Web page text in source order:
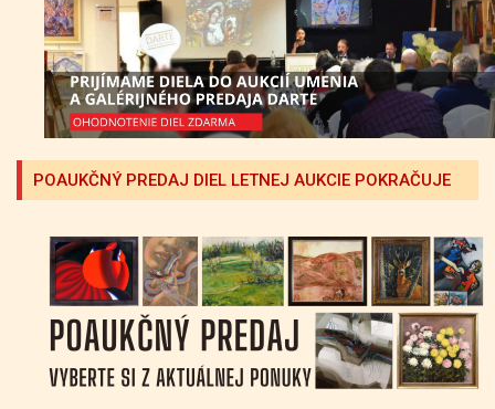
POAUKČNÝ PREDAJ DIEL LETNEJ AUKCIE POKRAČUJE